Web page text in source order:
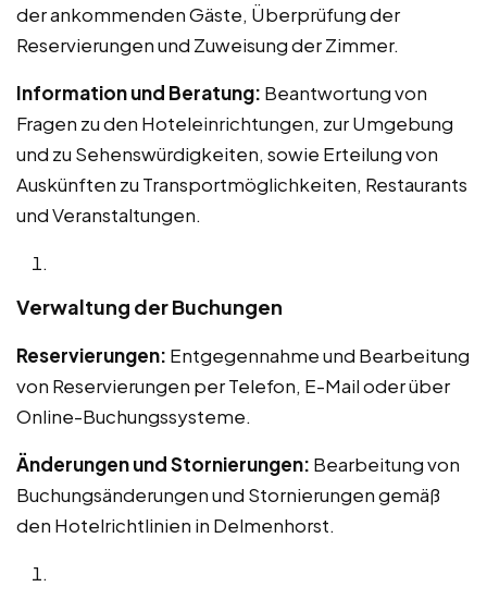
der ankommenden Gäste, Überprüfung der
Reservierungen und Zuweisung der Zimmer.
Information und Beratung: Beantwortung von
Fragen zu den Hoteleinrichtungen, zur Umgebung
und zu Sehenswürdigkeiten, sowie Erteilung von
Auskünften zu Transportmöglichkeiten, Restaurants
und Veranstaltungen.
Verwaltung der Buchungen
Reservierungen: Entgegennahme und Bearbeitung
von Reservierungen per Telefon, E-Mail oder über
Online-Buchungssysteme.
Änderungen und Stornierungen: Bearbeitung von
Buchungsänderungen und Stornierungen gemäß
den Hotelrichtlinien in Delmenhorst.